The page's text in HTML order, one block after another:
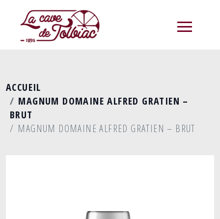
ACCUEIL
MAGNUM DOMAINE ALFRED GRATIEN –
BRUT
MAGNUM DOMAINE ALFRED GRATIEN – BRUT